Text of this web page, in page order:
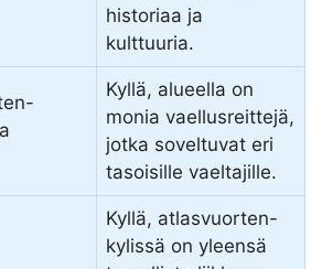
historiaa ja
kulttuuria.
Kyllä, alueella on
monia vaellusreittejä,
jotka soveltuvat eri
tasoisille vaeltajille.
Kyllä, atlasvuorten-
kylissä on yleensä